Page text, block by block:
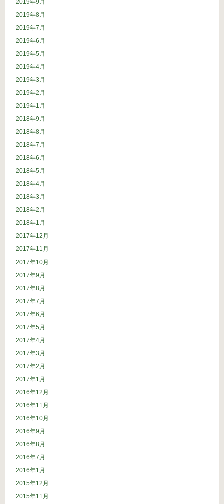
2019年9月
2019年8月
2019年7月
2019年6月
2019年5月
2019年4月
2019年3月
2019年2月
2019年1月
2018年9月
2018年8月
2018年7月
2018年6月
2018年5月
2018年4月
2018年3月
2018年2月
2018年1月
2017年12月
2017年11月
2017年10月
2017年9月
2017年8月
2017年7月
2017年6月
2017年5月
2017年4月
2017年3月
2017年2月
2017年1月
2016年12月
2016年11月
2016年10月
2016年9月
2016年8月
2016年7月
2016年1月
2015年12月
2015年11月